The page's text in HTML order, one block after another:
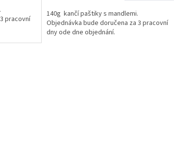
pracovní
140g kančí paštiky s mandlemi.
Objednávka bude doručena za 3 pracovní
dny ode dne objednání.